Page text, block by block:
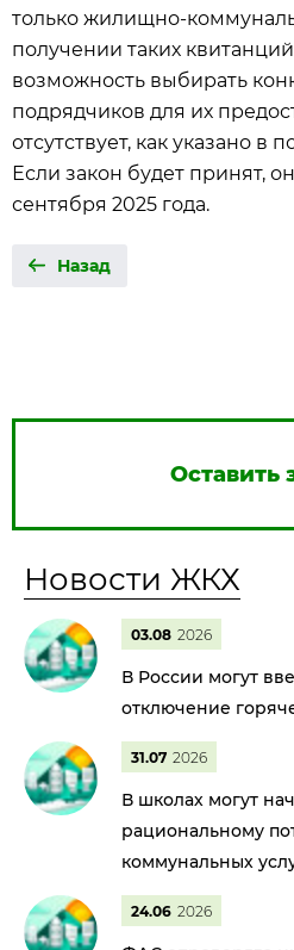
только жилищно-
получении таких
возможность выбирать
подрядчиков для их
отсутствует, как указано в
Если закон будет принят,
сентября 2025 года.
Назад
Оставить
Новости ЖКХ
03.08 2026
В России могут
отключение
31.07 2026
В школах могут
рациональному
коммунальных
24.06 2026